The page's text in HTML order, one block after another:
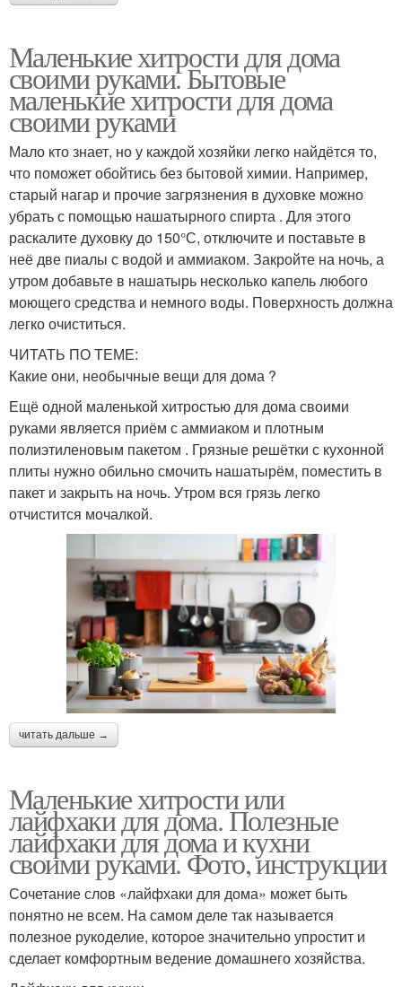
Маленькие хитрости для дома
своими руками. Бытовые
маленькие хитрости для дома
своими руками
Мало кто знает, но у каждой хозяйки легко найдётся то,
что поможет обойтись без бытовой химии. Например,
старый нагар и прочие загрязнения в духовке можно
убрать с помощью нашатырного спирта . Для этого
раскалите духовку до 150°С, отключите и поставьте в
неё две пиалы с водой и аммиаком. Закройте на ночь, а
утром добавьте в нашатырь несколько капель любого
моющего средства и немного воды. Поверхность должна
легко очиститься.
ЧИТАТЬ ПО ТЕМЕ:
Какие они, необычные вещи для дома ?
Ещё одной маленькой хитростью для дома своими
руками является приём с аммиаком и плотным
полиэтиленовым пакетом . Грязные решётки с кухонной
плиты нужно обильно смочить нашатырём, поместить в
пакет и закрыть на ночь. Утром вся грязь легко
отчистится мочалкой.
читать дальше →
Маленькие хитрости или
лайфхаки для дома. Полезные
лайфхаки для дома и кухни
своими руками. Фото, инструкции
Сочетание слов «лайфхаки для дома» может быть
понятно не всем. На самом деле так называется
полезное рукоделие, которое значительно упростит и
сделает комфортным ведение домашнего хозяйства.